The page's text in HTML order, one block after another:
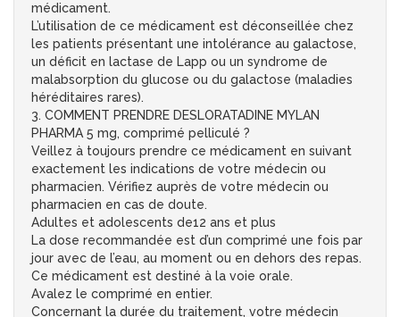
médicament.
L’utilisation de ce médicament est déconseillée chez
les patients présentant une intolérance au galactose,
un déficit en lactase de Lapp ou un syndrome de
malabsorption du glucose ou du galactose (maladies
héréditaires rares).
3. COMMENT PRENDRE DESLORATADINE MYLAN
PHARMA 5 mg, comprimé pelliculé ?
Veillez à toujours prendre ce médicament en suivant
exactement les indications de votre médecin ou
pharmacien. Vérifiez auprès de votre médecin ou
pharmacien en cas de doute.
Adultes et adolescents de12 ans et plus
La dose recommandée est d’un comprimé une fois par
jour avec de l’eau, au moment ou en dehors des repas.
Ce médicament est destiné à la voie orale.
Avalez le comprimé en entier.
Concernant la durée du traitement, votre médecin